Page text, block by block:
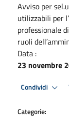
Avviso per
utilizzabili per
professionale
ruoli
Data :
23 novembre
Condividi
Categorie: